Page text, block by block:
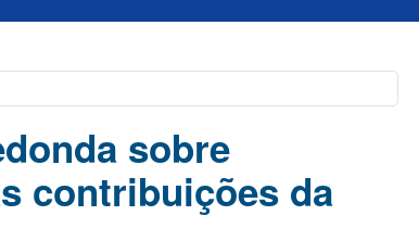
sobre
contribuições da